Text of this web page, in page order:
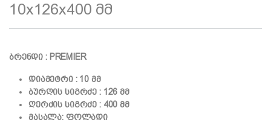
10x126x400 მმ
ბრენდი : PREMIER
დიამეტრი : 10 მმ
ბურღის სიგრძე : 126 მმ
ღერძის სიგრძე : 400 მმ
მასალა: ფოლადი